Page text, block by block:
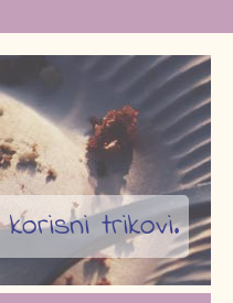
trikovi.